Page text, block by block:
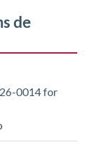
de
0014 for